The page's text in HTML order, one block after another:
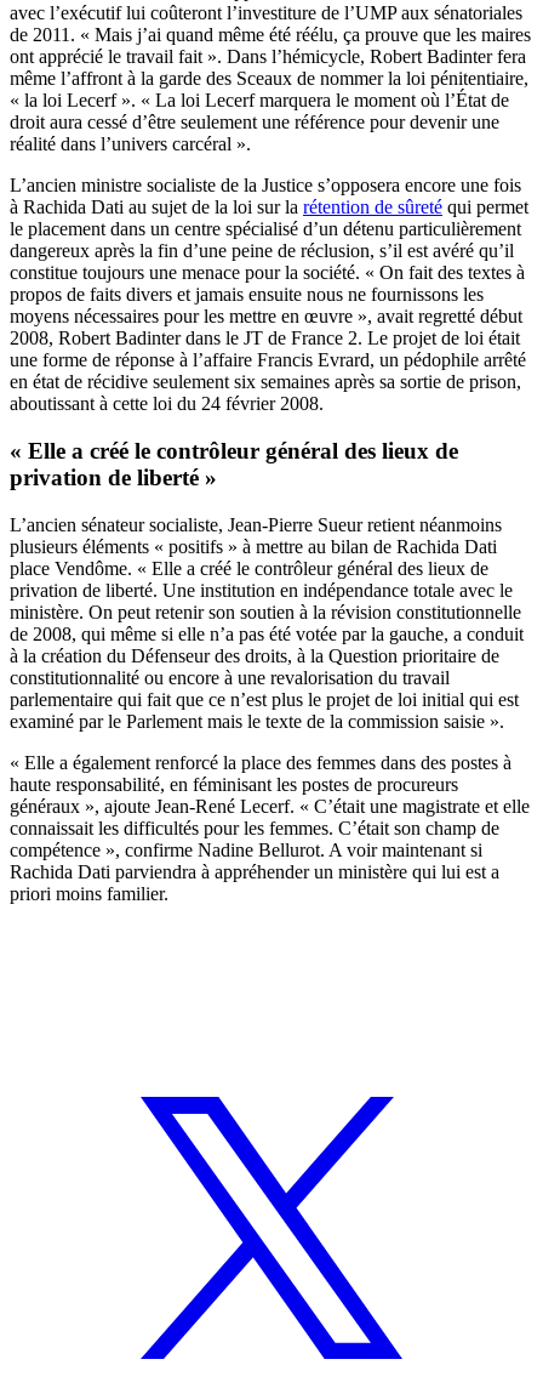
avec l’exécutif lui coûteront l’investiture de l’UMP aux sénatoriales
de 2011. « Mais j’ai quand même été réélu, ça prouve que les maires
ont apprécié le travail fait ». Dans l’hémicycle, Robert Badinter fera
même l’affront à la garde des Sceaux de nommer la loi pénitentiaire,
« la loi Lecerf ». « La loi Lecerf marquera le moment où l’État de
droit aura cessé d’être seulement une référence pour devenir une
réalité dans l’univers carcéral ».
L’ancien ministre socialiste de la Justice s’opposera encore une fois
à Rachida Dati au sujet de la loi sur la rétention de sûreté qui permet
le placement dans un centre spécialisé d’un détenu particulièrement
dangereux après la fin d’une peine de réclusion, s’il est avéré qu’il
constitue toujours une menace pour la société. « On fait des textes à
propos de faits divers et jamais ensuite nous ne fournissons les
moyens nécessaires pour les mettre en œuvre », avait regretté début
2008, Robert Badinter dans le JT de France 2. Le projet de loi était
une forme de réponse à l’affaire Francis Evrard, un pédophile arrêté
en état de récidive seulement six semaines après sa sortie de prison,
aboutissant à cette loi du 24 février 2008.
« Elle a créé le contrôleur général des lieux de
privation de liberté »
L’ancien sénateur socialiste, Jean-Pierre Sueur retient néanmoins
plusieurs éléments « positifs » à mettre au bilan de Rachida Dati
place Vendôme. « Elle a créé le contrôleur général des lieux de
privation de liberté. Une institution en indépendance totale avec le
ministère. On peut retenir son soutien à la révision constitutionnelle
de 2008, qui même si elle n’a pas été votée par la gauche, a conduit
à la création du Défenseur des droits, à la Question prioritaire de
constitutionnalité ou encore à une revalorisation du travail
parlementaire qui fait que ce n’est plus le projet de loi initial qui est
examiné par le Parlement mais le texte de la commission saisie ».
« Elle a également renforcé la place des femmes dans des postes à
haute responsabilité, en féminisant les postes de procureurs
généraux », ajoute Jean-René Lecerf. « C’était une magistrate et elle
connaissait les difficultés pour les femmes. C’était son champ de
compétence », confirme Nadine Bellurot. A voir maintenant si
Rachida Dati parviendra à appréhender un ministère qui lui est a
priori moins familier.